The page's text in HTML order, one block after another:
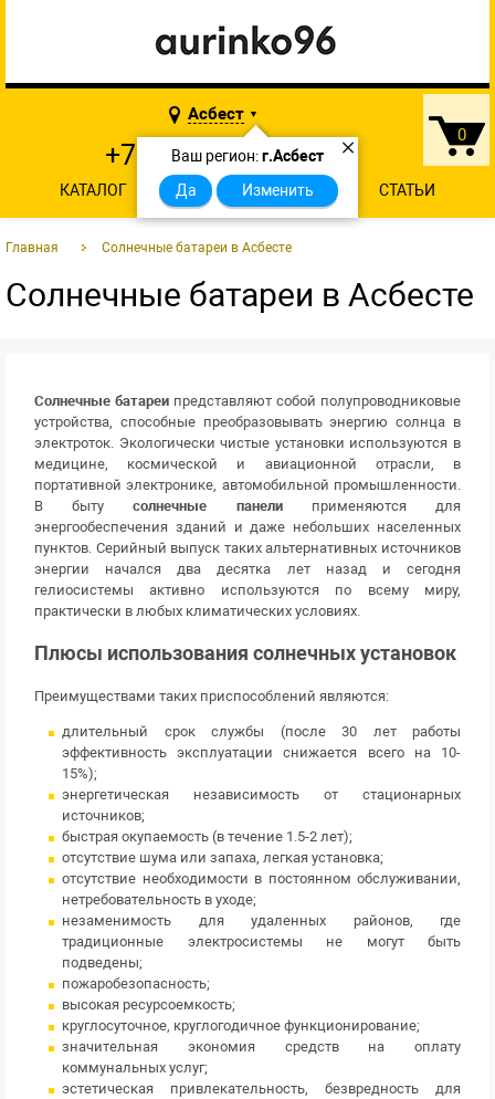
0
Асбест ▼
×
Ваш регион:г.Асбест
Да
Изменить
+7 902 874-29-46
КАТАЛОГ О КОМПАНИИ КОНТАКТЫ СТАТЬИ
Главная Солнечные батареи в Асбесте
Солнечные батареи в Асбесте
Солнечные батареи представляют собой полупроводниковые
устройства, способные преобразовывать энергию солнца в
электроток. Экологически чистые установки используются в
медицине, космической и авиационной отрасли, в
портативной электронике, автомобильной промышленности.
В бытусолнечные панелиприменяются для
энергообеспечения зданий и даже небольших населенных
пунктов. Серийный выпуск таких альтернативных источников
энергии начался два десятка лет назад и сегодня
гелиосистемы активно используются по всему миру,
практически в любых климатических условиях.
Плюсы использования солнечных установок
Преимуществами таких приспособлений являются:
длительный срок службы (после 30 лет работы
эффективность эксплуатации снижается всего на 10-
15%);
энергетическая независимость от стационарных
источников;
быстрая окупаемость (в течение 1.5-2 лет);
отсутствие шума или запаха, легкая установка;
отсутствие необходимости в постоянном обслуживании,
нетребовательность в уходе;
незаменимость для удаленных районов, где
традиционные электросистемы не могут быть
подведены;
пожаробезопасность;
высокая ресурсоемкость;
круглосуточное, круглогодичное функционирование;
значительная экономия средств на оплату
коммунальных услуг;
эстетическая привлекательность, безвредность для